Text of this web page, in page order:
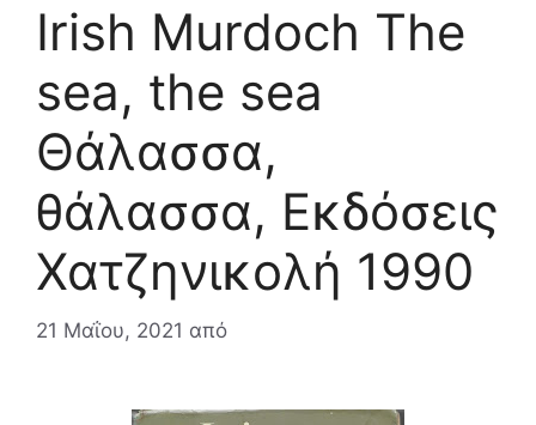
Irish Murdoch The
sea, the sea
Θάλασσα,
θάλασσα, Εκδόσεις
Χατζηνικολή 1990
21 Μαΐου, 2021 από